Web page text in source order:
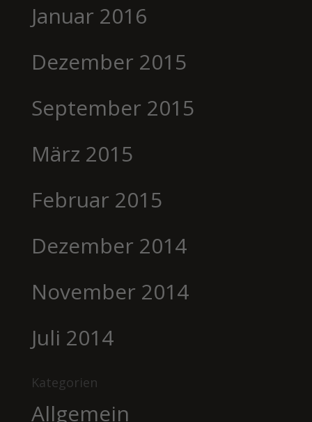
Januar 2016
Dezember 2015
September 2015
März 2015
Februar 2015
Dezember 2014
November 2014
Juli 2014
Kategorien
Allgemein